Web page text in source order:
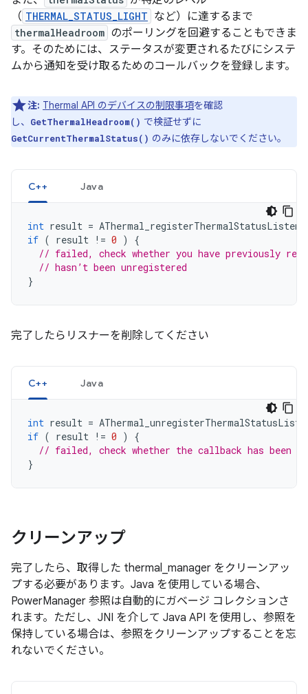
（ THERMAL_STATUS_LIGHT など）に達するまで
thermalHeadroom のポーリングを回避することもできま
す。そのためには、ステータスが変更されるたびにシステ
ムから通知を受け取るためのコールバックを登録します。
注: Thermal API のデバイスの制限事項を確認
し、
GetThermalHeadroom() で検証せずに
GetCurrentThermalStatus() のみに依存しないでください。
C++ Java
int result =
if ( result != 0 )
{
// failed, check whether you have previously
// hasn’t been unregistered
}
完了したらリスナーを削除してください
C++ Java
int result =
if ( result != 0 )
{
// failed, check whether the callback has been
}
クリーンアップ
完了したら、取得した thermal_manager をクリーンアッ
プする必要があります。Java を使用している場合、
PowerManager 参照は自動的にガベージ コレクションさ
れます。ただし、JNI を介して Java API を使用し、参照を
保持している場合は、参照をクリーンアップすることを忘
れないでください。